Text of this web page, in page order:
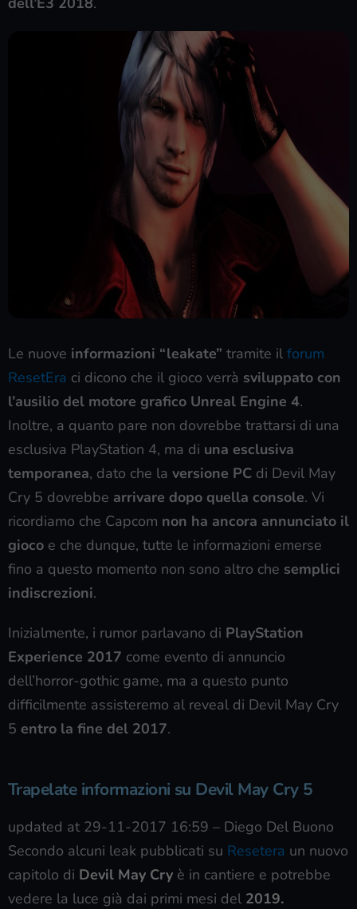
Le nuove informazioni “leakate” tramite il forum
ResetEra ci dicono che il gioco verrà sviluppato con
l’ausilio del motore grafico Unreal Engine 4.
Inoltre, a quanto pare non dovrebbe trattarsi di una
esclusiva PlayStation 4, ma di una esclusiva
temporanea, dato che la versione PC di Devil May
Cry 5 dovrebbe arrivare dopo quella console. Vi
ricordiamo che Capcom non ha ancora annunciato il
gioco e che dunque, tutte le informazioni emerse
fino a questo momento non sono altro che semplici
indiscrezioni.
Inizialmente, i rumor parlavano di PlayStation
Experience 2017 come evento di annuncio
dell’horror-gothic game, ma a questo punto
difficilmente assisteremo al reveal di Devil May Cry
5 entro la fine del 2017.
Trapelate informazioni su Devil May Cry 5
updated at 29-11-2017 16:59 – Diego Del Buono
Secondo alcuni leak pubblicati su Resetera un nuovo
capitolo di Devil May Cry è in cantiere e potrebbe
vedere la luce già dai primi mesi del 2019.